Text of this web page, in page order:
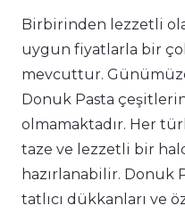
Birbirinden lezzetli
uygun fiyatlarla bir
mevcuttur.
Donuk Pasta
olmamaktadır. Her
taze ve lezzetli bir
hazırlanabilir. Donuk
tatlıcı dükkanları ve